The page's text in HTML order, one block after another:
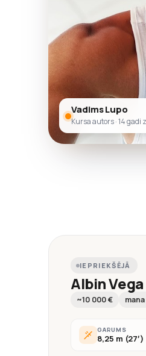
Vadims Lupo
Kursa autors · 14 gadi
IEPRIEKŠĒJĀ
Albin Vega
~10 000 €
GARUMS
8,25 m (27′)